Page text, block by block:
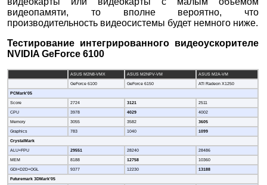
видеопамяти, то вполне вероятно, что
производительность видеосистемы будет немного ниже.
Тестирование интегрированного видеоускорителе
NVIDIA GeForce 6100
ASUS M2N8-VMX ASUS M2NPV-VM
ASUS M2A-VM
GeForce 6100
GeForce 6150
ATI Radeon X1250
PCMark'05
Score
2724 3121
2511
CPU
3978 4029
4002
Memory
3055 3582
3605
Graphics
783 1040
1099
CrystalMark
ALU+FPU
29551 28240
28486
MEM
8188 12758
10360
GDI+D2D+OGL
9377 12230
13188
Futuremark 3DMark'05